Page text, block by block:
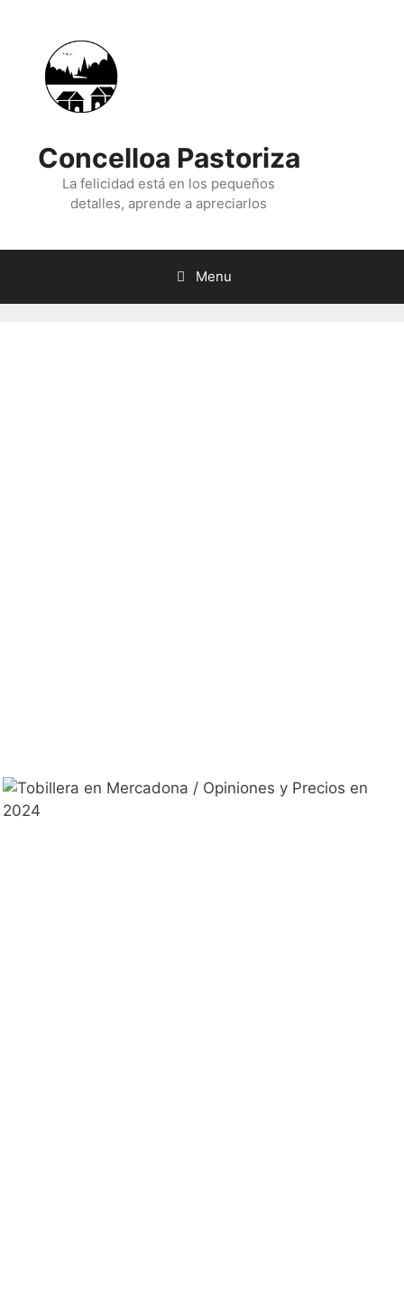
content
Concelloa Pastoriza
La felicidad está en los pequeños
detalles, aprende a apreciarlos
Menu